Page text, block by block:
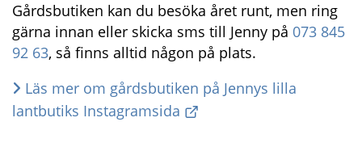
Gårdsbutiken kan du besöka året runt, men ring
gärna innan eller skicka sms till Jenny på 073 845
92 63, så finns alltid någon på plats.
Läs mer om gårdsbutiken på Jennys lilla
lantbutiks Instagramsida